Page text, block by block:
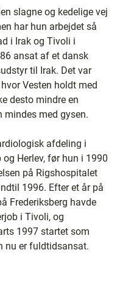
slagne og kedelige vej
har hun arbejdet så
i Irak og Tivoli i
ansat af et dansk
til Irak. Det var
Vesten holdt med
desto mindre en
mindes med gysen.
afdeling i
Herlev, før hun i 1990
på Rigshospitalet
1996. Efter et år på
Frederiksberg havde
i Tivoli, og
1997 startet som
nu er fuldtidsansat.